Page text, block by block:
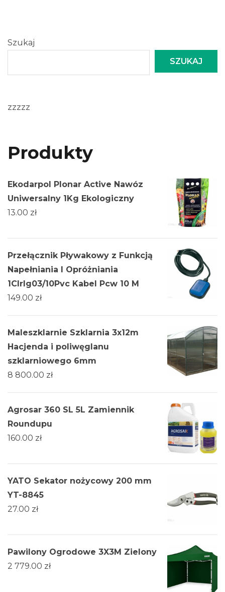
Szukaj
SZUKAJ
zzzzz
Produkty
Ekodarpol Plonar Active Nawóz
Uniwersalny 1Kg Ekologiczny
13.00 zł
Przełącznik Pływakowy z Funkcją
Napełniania I Opróżniania
1Clrlg03/10Pvc Kabel Pcw 10 M
149.00 zł
Maleszklarnie Szklarnia 3х12m
Hacjenda i poliwęglanu
szklarniowego 6mm
8 800.00 zł
Agrosar 360 SL 5L Zamiennik
Roundupu
160.00 zł
YATO Sekator nożycowy 200 mm
YT-8845
27.00 zł
Pawilony Ogrodowe 3X3M Zielony
2 779.00 zł